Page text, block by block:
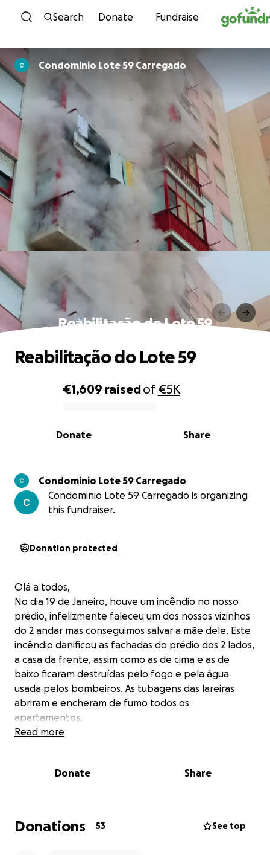
Skip to content
Search Donate Fundraise
Condominio Lote 59 Carregado
Reabilitação do Lote 59
0% complete
€1,609 raisedof€5K
Share
Donate
Reabilitação do Lote 59
Condominio Lote 59 Carregado
Condominio Lote 59 Carregado is organizing
this fundraiser.
Donation protected
Olá a todos,
No dia 19 de Janeiro, houve um incêndio no nosso
prédio, infelizmente faleceu um dos nossos vizinhos
do 2 andar mas conseguimos salvar a mãe dele. Este
incêndio danificou as fachadas do prédio dos 2 lados,
a casa da frente, assim como as de cima e as de
baixo ficaram destruídas pelo fogo e pela água
usada pelos bombeiros. As tubagens das lareiras
abriram e encheram de fumo todos os
apartamentos.
Tivemos 2 dias sem poder voltar a casa mas graças a
sabemos que os valores atribuídos não vão ser
levantou as telhas do nosso telhado, tendo partido
algumas delas e rachado outra grande parte. As
Read more
Donate Share
Donations 53 See top